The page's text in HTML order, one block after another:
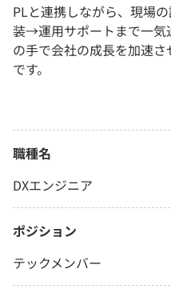
PLと連携しながら、現場
装→運用サポートまで一気
の手で会社の成長を加速
です。
職種名
DXエンジニア
ポジション
テックメンバー